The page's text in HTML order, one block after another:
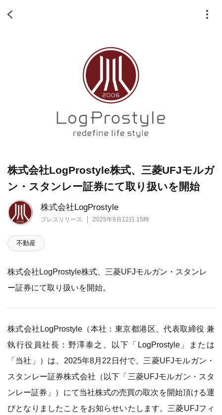
株式会社LogProstyle
プレスリリース 2025年9月12日 15時
株式会社LogProstyle株式、三菱UFJモルガ
ン・スタンレー証券にて取り扱いを開始
不動産
株式会社LogProstyle株式、三菱UFJモルガン・スタンレ
ー証券にて取り扱いを開始。
株式会社LogProstyle（本社：東京都港区、代表取締役 兼
執行役員社長：野澤泰之、以下「LogProstyle」または
「当社」）は、2025年8月22日付で、三菱UFJモルガン・
スタンレー証券株式会社（以下「三菱UFJモルガン・スタ
ンレー証券」）にて当社株式の売買の取次を開始頂ける運
びとなりましたことをお知らせいたします。三菱UFJフィ